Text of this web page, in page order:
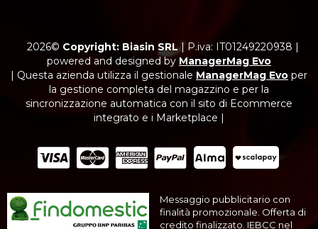
2026© Copyright: Biasin SRL| P.iva: IT01249220938 |
powered and designed by ManagerMag Evo
| Questa azienda utilizza il gestionale ManagerMag Evo per
la gestione completa del magazzino e per la
sincronizzazione automatica con il sito di Ecommerce
integrato e i Marketplace |
Messaggio pubblicitario con
finalità promozionale. Offerta di
credito finalizzato. IEBCC nel